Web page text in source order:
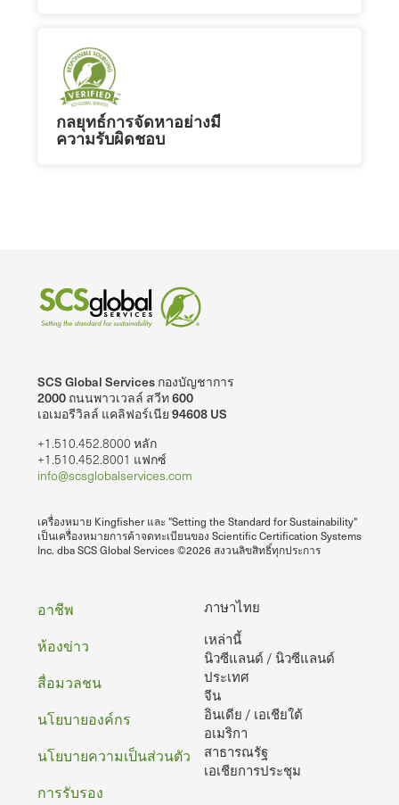
กลยุทธ์การจัดหาอย่างมี
ความรับผิดชอบ
SCS Global Services กองบัญชาการ
2000 ถนนพาวเวลล์ สวีท 600
เอเมอรีวิลล์ แคลิฟอร์เนีย 94608 US
+1.510.452.8000 หลัก
+1.510.452.8001 แฟกซ์
info@scsglobalservices.com
เครื่องหมาย Kingfisher และ "Setting the Standard for Sustainability"
เป็นเครื่องหมายการค้าจดทะเบียนของ Scientific Certification Systems
Inc. dba SCS Global Services ©2026 สงวนลิขสิทธิ์ทุกประการ
ภาษาไทย
เหล่านี้
นิวซีแลนด์ / นิวซีแลนด์
ประเทศ
จีน
อินเดีย / เอเชียใต้
อเมริกา
สาธารณรัฐ
เอเชียการประชุม
ท้าย
กระดาษ
อาชีพ
ห้องข่าว
สื่อมวลชน
นโยบายองค์กร
นโยบายความเป็นส่วนตัว
การรับรอง